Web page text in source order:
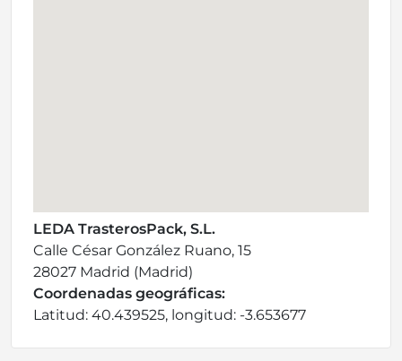
LEDA TrasterosPack, S.L.
Calle César González Ruano, 15
28027 Madrid (Madrid)
Coordenadas geográficas:
Latitud: 40.439525, longitud: -3.653677